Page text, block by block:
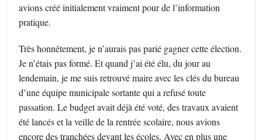
avions créé initialement vraiment pour de l’information
pratique.
Très honnêtement, je n’aurais pas parié gagner cette élection.
Je n’étais pas formé. Et quand j’ai été élu, du jour au
lendemain, je me suis retrouvé maire avec les clés du bureau
d’une équipe municipale sortante qui a refusé toute
passation. Le budget avait déjà été voté, des travaux avaient
été lancés et la veille de la rentrée scolaire, nous avions
encore des tranchées devant les écoles. Avec en plus une